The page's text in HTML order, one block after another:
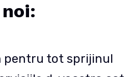
noi:
pentru tot sprijinul